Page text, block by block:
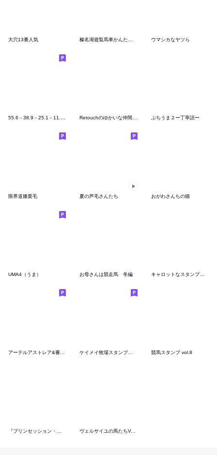
大穴13番人気 ウマシカなヤツら
55.6－38.9－25.1－11.5 (坂路・良) Retouchのゆかいな仲間たち ぶちうま２ー丁寧語ー
限界道膝栗毛 夏の芦毛さんたち おがわさんちの猫
UMA4（うま） お母さんは競走馬 冬編 キャロットなスタンプ～第４弾（GIII編）～
アーテルアストレア&審査会 ケイメイ牧場スタンプ～日常使い編～ 競馬スタンプ vol.8
ヴェルサイユの馬たちVol.3+お正月